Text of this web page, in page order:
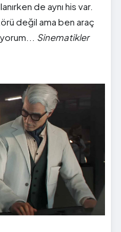
de aynı his var.
değil ama ben araç
Sinematikler